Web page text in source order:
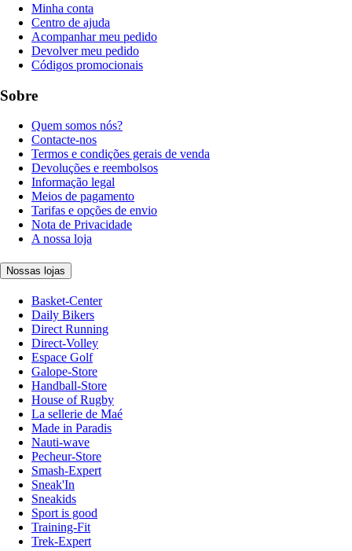
Minha conta
Centro de ajuda
Acompanhar meu pedido
Devolver meu pedido
Códigos promocionais
Sobre
Quem somos nós?
Contacte-nos
Termos e condições gerais de venda
Devoluções e reembolsos
Informação legal
Meios de pagamento
Tarifas e opções de envio
Nota de Privacidade
A nossa loja
Nossas lojas
Basket-Center
Daily Bikers
Direct Running
Direct-Volley
Espace Golf
Galope-Store
Handball-Store
House of Rugby
La sellerie de Maé
Made in Paradis
Nauti-wave
Pecheur-Store
Smash-Expert
Sneak'In
Sneakids
Sport is good
Training-Fit
Trek-Expert